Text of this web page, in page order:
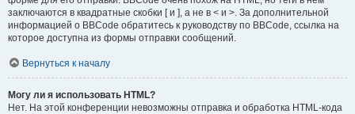
заключаются в квадратные скобки [ и ], а не в < и >. За дополнительной
информацией о BBCode обратитесь к руководству по BBCode, ссылка на
которое доступна из формы отправки сообщений.
Вернуться к началу
Могу ли я использовать HTML?
Нет. На этой конференции невозможны отправка и обработка HTML-кода